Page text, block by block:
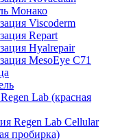
Монако
Viscoderm
Repart
Hyalrepair
MesoEye C71
Lab (красная
Regen Lab Cellular
пробирка)